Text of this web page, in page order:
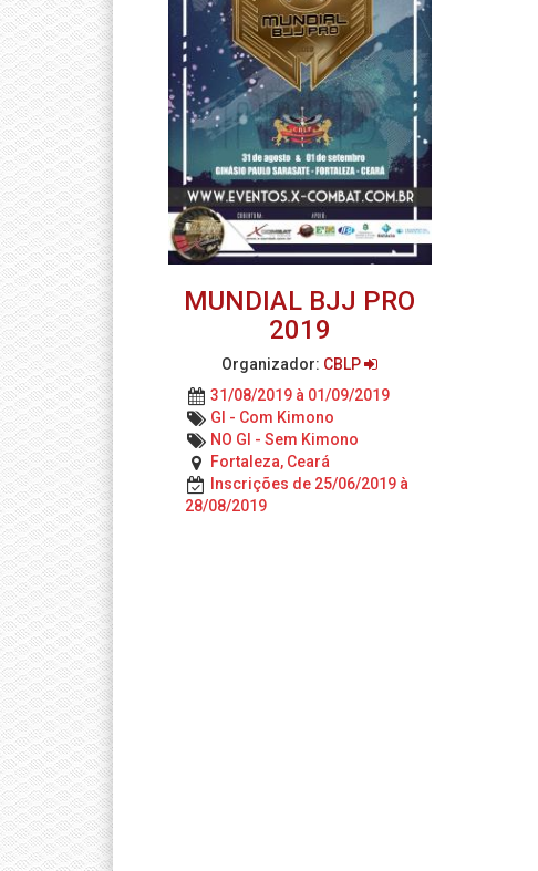
MUNDIAL BJJ PRO
2019
Organizador: CBLP
31/08/2019 à 01/09/2019
GI - Com Kimono
NO GI - Sem Kimono
Fortaleza, Ceará
Inscrições de 25/06/2019 à
28/08/2019